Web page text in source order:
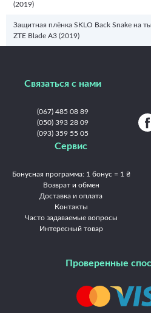
(2019)
Защитная плёнка SKLO Back Snake на
ZTE Blade A3 (2019)
Связаться с нами
(067) 485 08 89
(050) 393 28 09
(093) 359 55 05
Сервис
Бонусная программа: 1 бонус = 1 ₴
Возврат и обмен
Доставка и оплата
Контакты
Часто задаваемые вопросы
Интересный товар
Проверенные